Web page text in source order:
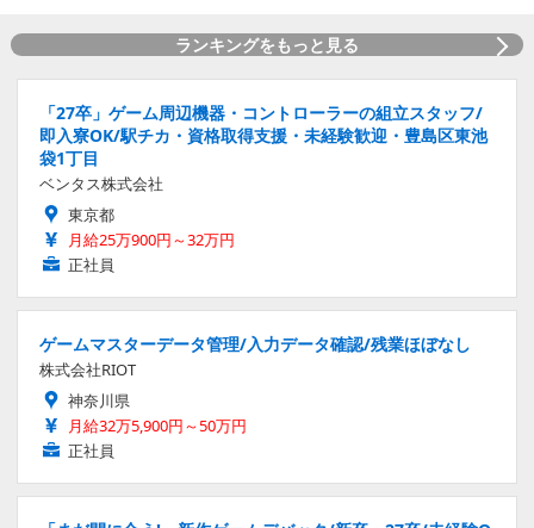
ランキングをもっと見る
「27卒」ゲーム周辺機器・コントローラーの組立スタッフ/
即入寮OK/駅チカ・資格取得支援・未経験歓迎・豊島区東池
袋1丁目
ベンタス株式会社
東京都
月給25万900円～32万円
正社員
ゲームマスターデータ管理/入力データ確認/残業ほぼなし
株式会社RIOT
神奈川県
月給32万5,900円～50万円
正社員